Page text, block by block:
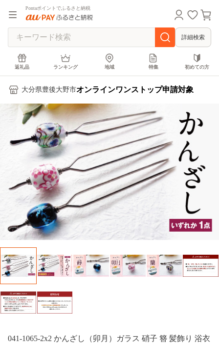
Pontaポイントでふるさと納税
詳細検索
返礼品 ランキング 地域 特集 初めての方
大分県豊後大野市オンラインワンストップ申請対象
041-1065-2x2 かんざし（卯月）ガラス 硝子 簪 髪飾り 浴衣